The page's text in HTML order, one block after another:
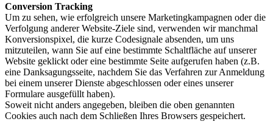
Conversion Tracking
Um zu sehen, wie erfolgreich unsere Marketingkampagnen oder die
Verfolgung anderer Website-Ziele sind, verwenden wir manchmal
Konversionspixel, die kurze Codesignale absenden, um uns
mitzuteilen, wann Sie auf eine bestimmte Schaltfläche auf unserer
Website geklickt oder eine bestimmte Seite aufgerufen haben (z.B.
eine Danksagungsseite, nachdem Sie das Verfahren zur Anmeldung
bei einem unserer Dienste abgeschlossen oder eines unserer
Formulare ausgefüllt haben).
Soweit nicht anders angegeben, bleiben die oben genannten
Cookies auch nach dem Schließen Ihres Browsers gespeichert.